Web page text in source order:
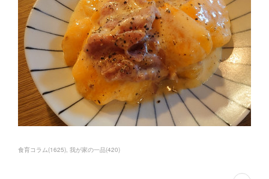
食育コラム(1625) 我が家の一品(420)